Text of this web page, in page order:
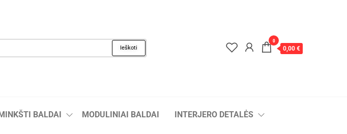
Ieškoti
0
0,00 €
BALDAI MODULINIAI BALDAI INTERJERO DETALĖS